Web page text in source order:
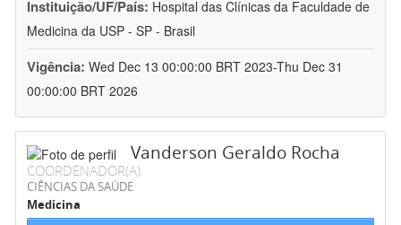
Instituição/UF/País: Hospital das Clínicas da Faculdade de
Medicina da USP - SP - Brasil
Vigência: Wed Dec 13 00:00:00 BRT 2023-Thu Dec 31
00:00:00 BRT 2026
Vanderson Geraldo Rocha
COORDENADOR(A)
CIÊNCIAS DA SAÚDE
Medicina